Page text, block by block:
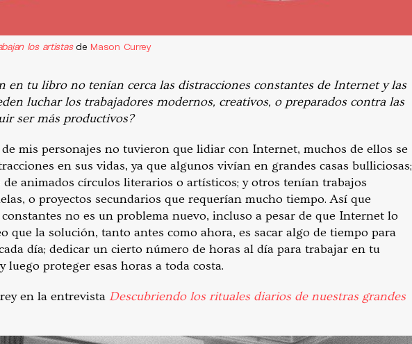
los artistasde Mason Currey
en tu libro no tenían cerca las distracciones constantes de Internet y las
luchar los trabajadores modernos, creativos, o preparados contra las
ser más productivos?
mis personajes no tuvieron que lidiar con Internet, muchos de ellos se
en sus vidas, ya que algunos vivían en grandes casas bulliciosas;
animados círculos literarios o artísticos; y otros tenían trabajos
o proyectos secundarios que requerían mucho tiempo. Así que
no es un problema nuevo, incluso a pesar de que Internet lo
que la solución, tanto antes como ahora, es sacar algo de tiempo para
día; dedicar un cierto número de horas al día para trabajar en tu
luego proteger esas horas a toda costa.
en la entrevista Descubriendo los rituales diarios de nuestras grandes